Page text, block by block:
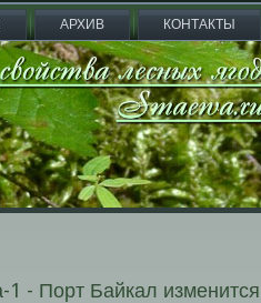
АРХИВ КОНТАКТЫ
- Порт Байкал изменится